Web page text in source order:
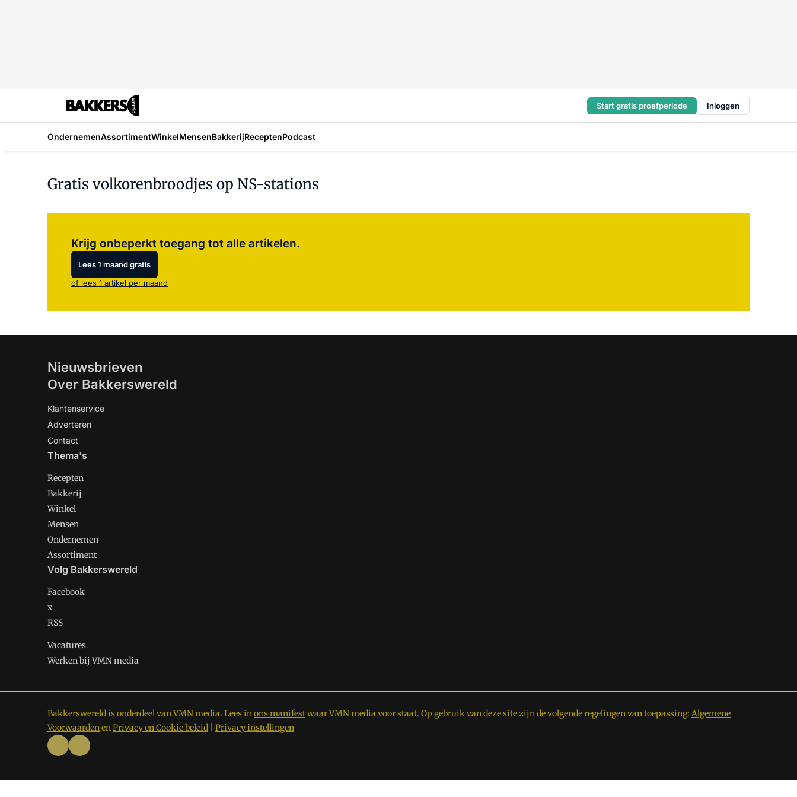
Start gratis proefperiode Inloggen
OndernemenAssortimentWinkelMensenBakkerijReceptenPodcast
Gratis volkorenbroodjes op NS-stations
Krijg onbeperkt toegang tot alle artikelen.
Lees 1 maand gratis
of lees 1 artikel per maand
Nieuwsbrieven
Over Bakkerswereld
Klantenservice
Adverteren
Contact
Thema's
Recepten
Bakkerij
Winkel
Mensen
Ondernemen
Assortiment
Volg Bakkerswereld
Facebook
x
RSS
Vacatures
Werken bij VMN media
Bakkerswereld is onderdeel van VMN media. Lees inons manifestwaar VMN media voor staat. Op gebruik van deze site zijn de volgende regelingen van toepassing: Algemene
VoorwaardenenPrivacy en Cookie beleid Privacy instellingen